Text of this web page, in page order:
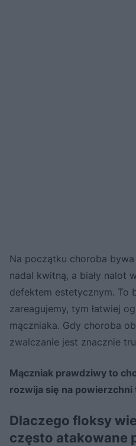
Na początku choroba
nadal kwitną, a biały nalot
defektem estetycznym. To
zareagujemy, tym łatwiej
mączniaka. Gdy choroba
zwalczanie jest znacznie
Mączniak prawdziwy to
rozwija się na powierzchni
Dlaczego floksy
często atakowane